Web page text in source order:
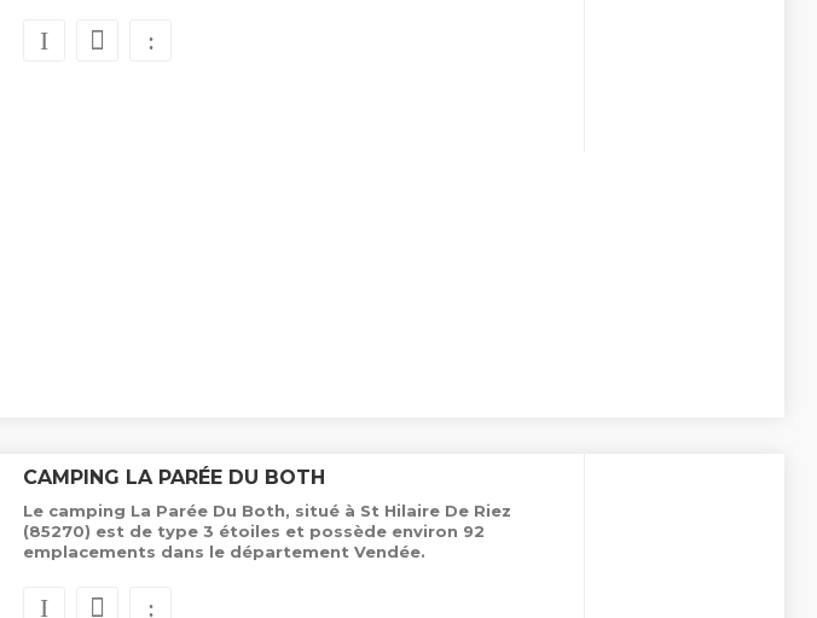
CAMPING LA PARÉE DU BOTH
Le camping La Parée Du Both, situé à St Hilaire De Riez
(85270) est de type 3 étoiles et possède environ 92
emplacements dans le département Vendée.